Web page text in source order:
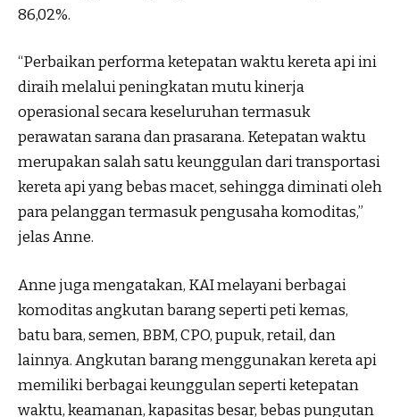
86,02%.
“Perbaikan performa ketepatan waktu kereta api ini
diraih melalui peningkatan mutu kinerja
operasional secara keseluruhan termasuk
perawatan sarana dan prasarana. Ketepatan waktu
merupakan salah satu keunggulan dari transportasi
kereta api yang bebas macet, sehingga diminati oleh
para pelanggan termasuk pengusaha komoditas,”
jelas Anne.
Anne juga mengatakan, KAI melayani berbagai
komoditas angkutan barang seperti peti kemas,
batu bara, semen, BBM, CPO, pupuk, retail, dan
lainnya. Angkutan barang menggunakan kereta api
memiliki berbagai keunggulan seperti ketepatan
waktu, keamanan, kapasitas besar, bebas pungutan